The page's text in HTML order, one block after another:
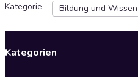
Kategorie
Bildung und Wissen
Kategorien